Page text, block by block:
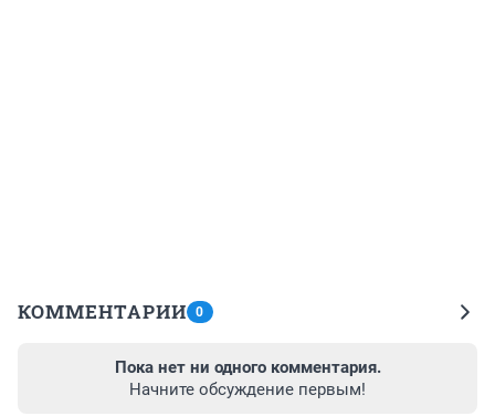
КОММЕНТАРИИ 0
Пока нет ни одного комментария.
Начните обсуждение первым!